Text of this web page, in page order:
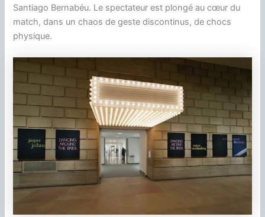
Santiago Bernabéu. Le spectateur est plongé au cœur du
match, dans un chaos de geste discontinus, de chocs
physique.